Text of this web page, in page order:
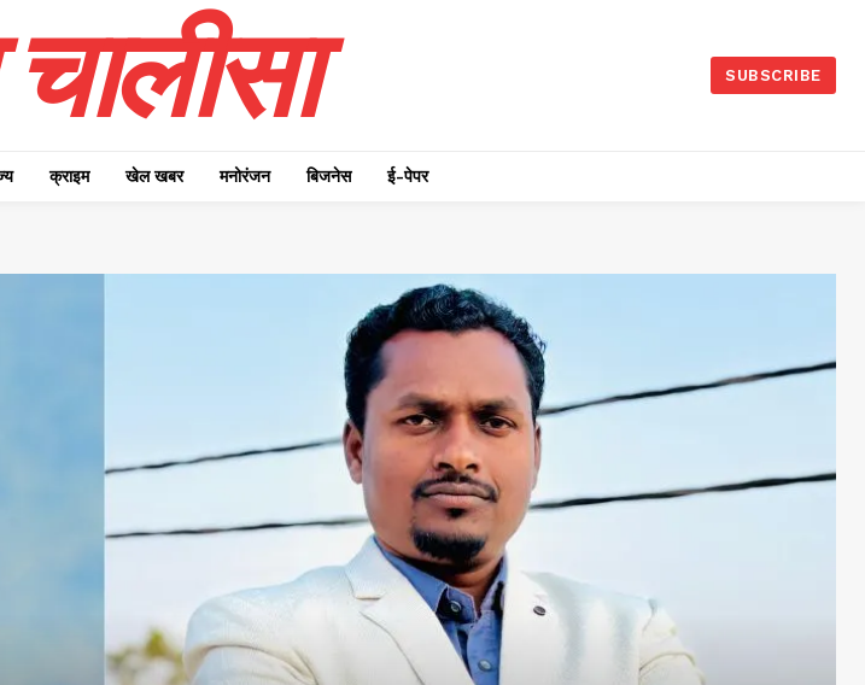
SUBSCRIBE
क्राइम खेल खबर मनोरंजन बिजनेस ई-पेपर